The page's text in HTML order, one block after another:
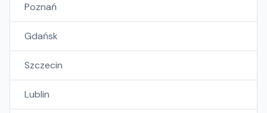
Poznań
Gdańsk
Szczecin
Lublin